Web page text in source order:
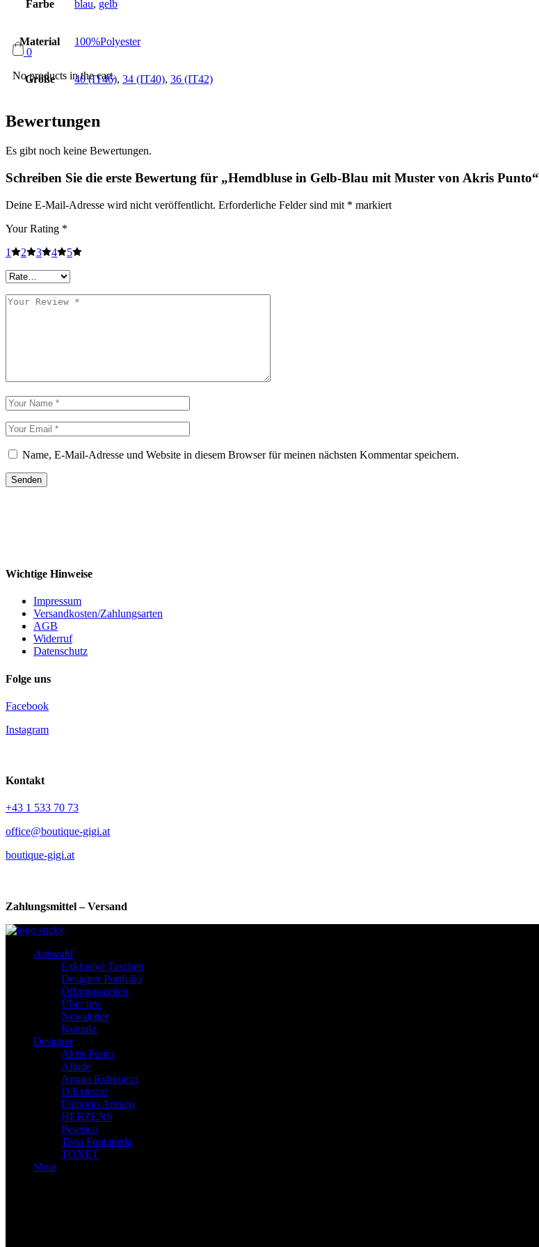
0
No products in the cart.
Auswahl
Exklusive Taschen
Designer Portfolio
Öffnungszeiten
Über uns
Newsletter
Kontakt
Designer
Akris Punto
Allude
Amina Rubinacci
D.Exterior
Emporio Armani
HERZENS
Peserico
Tissa Fontaneda
TONET
Shop
Farbe blau, gelb
Material 100%Polyester
Größe 40 (IT46), 34 (IT40), 36 (IT42)
Bewertungen
Es gibt noch keine Bewertungen.
Schreiben Sie die erste Bewertung für „Hemdbluse in Gelb-Blau mit Muster von Akris Punto“
Deine E-Mail-Adresse wird nicht veröffentlicht. Erforderliche Felder sind mit * markiert
Your Rating *
1
2 3 4 5
Name, E-Mail-Adresse und Website in diesem Browser für meinen nächsten Kommentar speichern.
Senden
Wichtige Hinweise
Impressum
Versandkosten/Zahlungsarten
AGB
Widerruf
Datenschutz
Folge uns
Facebook
Instagram
Kontakt
+43 1 533 70 73
office@boutique-gigi.at
boutique-gigi.at
Zahlungsmittel – Versand
Diese Seite und deren Inhalte sind urheberrechtlich geschützt